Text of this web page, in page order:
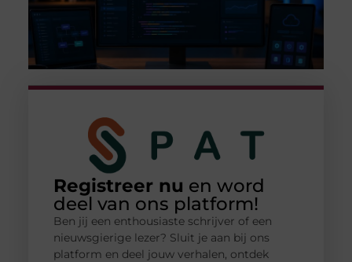
Registreer nu en word
deel van ons platform!
Ben jij een enthousiaste schrijver of een
nieuwsgierige lezer? Sluit je aan bij ons
platform en deel jouw verhalen, ontdek